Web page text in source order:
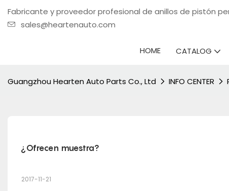
Fabricante y proveedor profesional de anillos de pistón
sales@heartenauto.com
HOME CATALOG
Guangzhou Hearten Auto Parts Co., Ltd INFO CENTER
¿Ofrecen muestra?
2017-11-21